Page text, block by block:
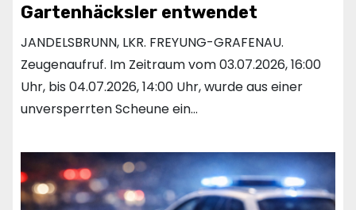
Gartenhäcksler entwendet
JANDELSBRUNN, LKR. FREYUNG-GRAFENAU.
Zeugenaufruf. Im Zeitraum vom 03.07.2026, 16:00
Uhr, bis 04.07.2026, 14:00 Uhr, wurde aus einer
unversperrten Scheune ein…